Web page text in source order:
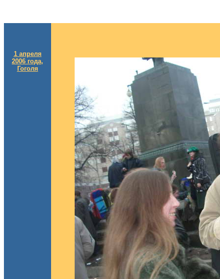
1 апреля
2006 года,
Гоголя